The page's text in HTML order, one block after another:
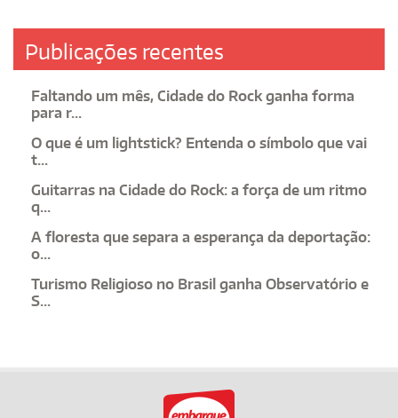
Publicações recentes
Faltando um mês, Cidade do Rock ganha forma
para r...
O que é um lightstick? Entenda o símbolo que vai
t...
Guitarras na Cidade do Rock: a força de um ritmo
q...
A floresta que separa a esperança da deportação:
o...
Turismo Religioso no Brasil ganha Observatório e
S...